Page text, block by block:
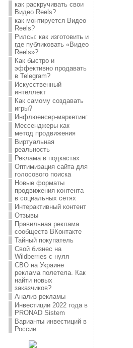
как раскручивать свои
Видео Reels?
как монтируется Видео
Reels?
Рилсы: как изготовить и
где публиковать «Видео
Reels»?
Как быстро и
эффективно продавать
в Telegram?
Искусственный
интеллект
Как самому создавать
игры?
Инфлюенсер-маркетинг
Мессенджеры как
метод продвижения
Виртуальная
реальность
Реклама в подкастах
Оптимизация сайта для
голосового поиска
Новые форматы
продвижения контента
в социальных сетях
Интерактивный контент
Отзывы
Правильная реклама
сообществ ВКонтакте
Тайный покупатель
Свой бизнес на
Wildberries с нуля
СВО на Украине
реклама полетела. Как
найти новых
заказчиков?
Анализ рекламы
Инвестиции 2022 года в
PRONAD Sistem
Варианты инвестиций в
России